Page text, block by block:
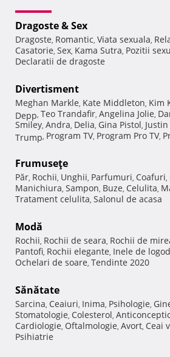
Dragoste & Sex
Dragoste, Romantic, Viata sexuala,
Casatorie, Sex, Kama Sutra, Pozitii
Declaratii de dragoste
Divertisment
Meghan Markle, Kate Middleton, Kim
Depp, Teo Trandafir, Angelina Jolie,
Smiley, Andra, Delia, Gina Pistol,
Trump, Program TV, Program Pro TV,
Frumuseţe
Păr, Rochii, Unghii, Parfumuri, Coafuri,
Manichiura, Sampon, Buze, Celulita,
Tratament celulita, Salonul de acasa
Modă
Rochii, Rochii de seara, Rochii de
Pantofi, Rochii elegante, Inele de
Ochelari de soare, Tendinte 2020
Sănătate
Sarcina, Ceaiuri, Inima, Psihologie,
Stomatologie, Colesterol,
Cardiologie, Oftalmologie, Avort, Ceai
Psihiatrie